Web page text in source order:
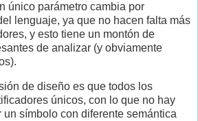
único parámetro cambia por
lenguaje, ya que no hacen falta más
y esto tiene un montón de
de analizar (y obviamente
de diseño es que todos los
únicos, con lo que no hay
símbolo con diferente semántica